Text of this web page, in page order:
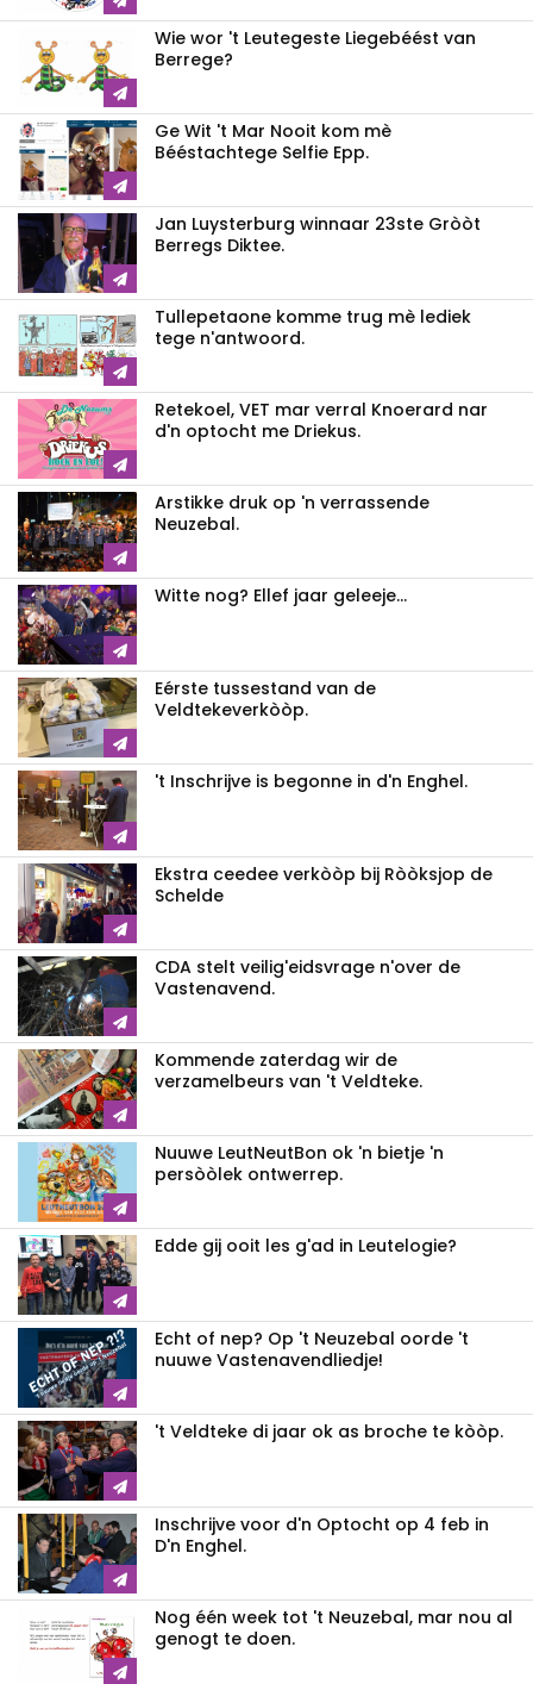
Wie wor 't Leutegeste Liegebéést van
Berrege?
Ge Wit 't Mar Nooit kom mè
Bééstachtege Selfie Epp.
Jan Luysterburg winnaar 23ste Gròòt
Berregs Diktee.
Tullepetaone komme trug mè lediek
tege n'antwoord.
Retekoel, VET mar verral Knoerard nar
d'n optocht me Driekus.
Arstikke druk op 'n verrassende
Neuzebal.
Witte nog? Ellef jaar geleeje...
Eérste tussestand van de
Veldtekeverkòòp.
't Inschrijve is begonne in d'n Enghel.
Ekstra ceedee verkòòp bij Ròòksjop de
Schelde
CDA stelt veilig'eidsvrage n'over de
Vastenavend.
Kommende zaterdag wir de
verzamelbeurs van 't Veldteke.
Nuuwe LeutNeutBon ok 'n bietje 'n
persòòlek ontwerrep.
Edde gij ooit les g'ad in Leutelogie?
Echt of nep? Op 't Neuzebal oorde 't
nuuwe Vastenavendliedje!
't Veldteke di jaar ok as broche te kòòp.
Inschrijve voor d'n Optocht op 4 feb in
D'n Enghel.
Nog één week tot 't Neuzebal, mar nou al
genogt te doen.